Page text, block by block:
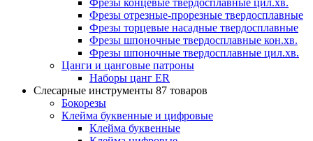
Фрезы концевые твердосплавные цил.хв.
Фрезы отрезные-прорезные твердосплавные
Фрезы торцевые насадные твердосплавные
Фрезы шпоночные твердосплавные кон.хв.
Фрезы шпоночные твердосплавные цил.хв.
Цанги и цанговые патроны
Наборы цанг ER
Слесарные инструменты 87 товаров
Бокорезы
Клейма буквенные и цифровые
Клейма буквенные